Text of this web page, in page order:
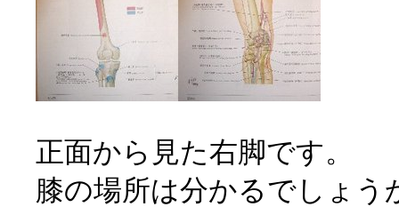
正面から見た右脚です。
膝の場所は分かるでしょう